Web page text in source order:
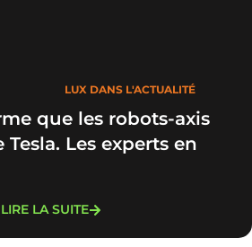
LUX DANS L'ACTUALITÉ
que les robots-axis
Les experts en
LIRE LA SUITE